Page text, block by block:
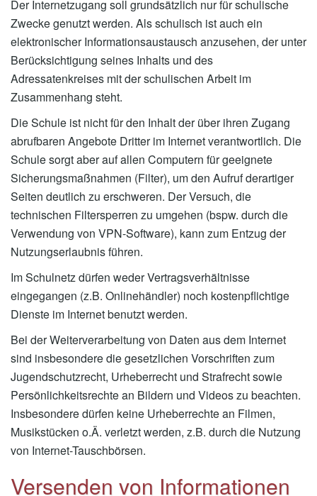
Der Internetzugang soll grundsätzlich nur für schulische
Zwecke genutzt werden. Als schulisch ist auch ein
elektronischer Informationsaustausch anzusehen, der unter
Berücksichtigung seines Inhalts und des
Adressatenkreises mit der schulischen Arbeit im
Zusammenhang steht.
Die Schule ist nicht für den Inhalt der über ihren Zugang
abrufbaren Angebote Dritter im Internet verantwortlich. Die
Schule sorgt aber auf allen Computern für geeignete
Sicherungsmaßnahmen (Filter), um den Aufruf derartiger
Seiten deutlich zu erschweren. Der Versuch, die
technischen Filtersperren zu umgehen (bspw. durch die
Verwendung von VPN-Software), kann zum Entzug der
Nutzungserlaubnis führen.
Im Schulnetz dürfen weder Vertragsverhältnisse
eingegangen (z.B. Onlinehändler) noch kostenpflichtige
Dienste im Internet benutzt werden.
Bei der Weiterverarbeitung von Daten aus dem Internet
sind insbesondere die gesetzlichen Vorschriften zum
Jugendschutzrecht, Urheberrecht und Strafrecht sowie
Persönlichkeitsrechte an Bildern und Videos zu beachten.
Insbesondere dürfen keine Urheberrechte an Filmen,
Musikstücken o.Ä. verletzt werden, z.B. durch die Nutzung
von Internet-Tauschbörsen.
Versenden von Informationen